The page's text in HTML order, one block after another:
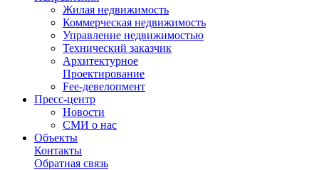
Жилая недвижимость
Коммерческая недвижимость
Управление недвижимостью
Технический заказчик
Архитектурное
Проектирование
Fee-девелопмент
Пресс-центр
Новости
СМИ о нас
Объекты
Контакты
Обратная связь